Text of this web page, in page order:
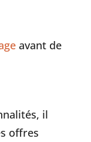
avant de
il
offres